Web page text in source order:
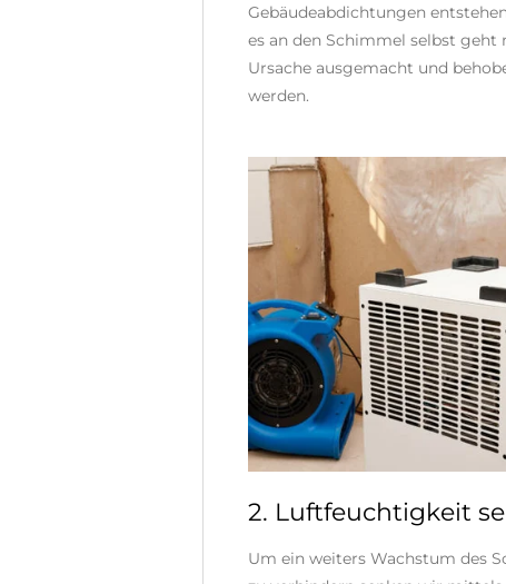
Gebäudeabdichtungen
es an den Schimmel selbst geht
Ursache ausgemacht und
werden.
2. Luftfeuchtigkeit
Um ein weiters Wachstum des